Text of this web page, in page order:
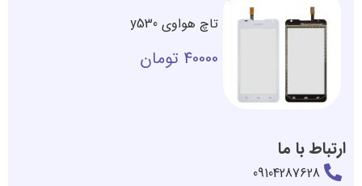
تاچ هواوی y530
40000 تومان
ارتباط با ما
09104287628